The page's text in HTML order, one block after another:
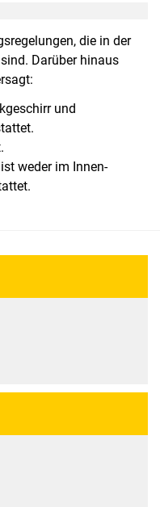
die in der
Darüber hinaus
und
weder im Innen-